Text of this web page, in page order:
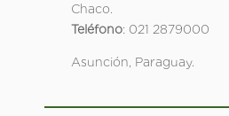
Chaco.
Teléfono: 021 2879000
Asunción, Paraguay.